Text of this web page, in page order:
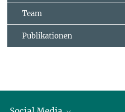
Team
Publikationen